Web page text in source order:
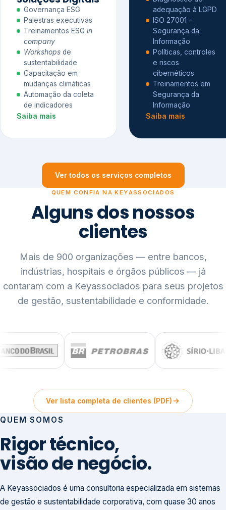
Governança ESG
Palestras executivas
Treinamentos ESG in
company
Workshops de
sustentabilidade
Capacitação em
mudanças climáticas
Automação da coleta
de indicadores
Saiba mais
adequação à LGPD
ISO 27001 –
Segurança da
Informação
Políticas, controles
e riscos
cibernéticos
Treinamentos em
Segurança da
Informação
Saiba mais
Ver todos os serviços completos
QUEM CONFIA NA KEYASSOCIADOS
Alguns dos nossos
clientes
Mais de 900 organizações — entre bancos,
indústrias, hospitais e órgãos públicos — já
contaram com a Keyassociados para seus projetos
de gestão, sustentabilidade e conformidade.
Ver lista completa de clientes (PDF)
QUEM SOMOS
Rigor técnico,
visão de negócio.
A Keyassociados é uma consultoria especializada em sistemas
de gestão e sustentabilidade corporativa, com quase 30 anos